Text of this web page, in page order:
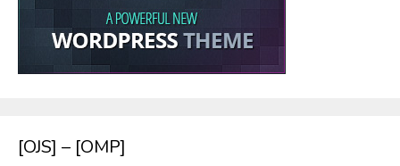
[OJS] – [OMP]